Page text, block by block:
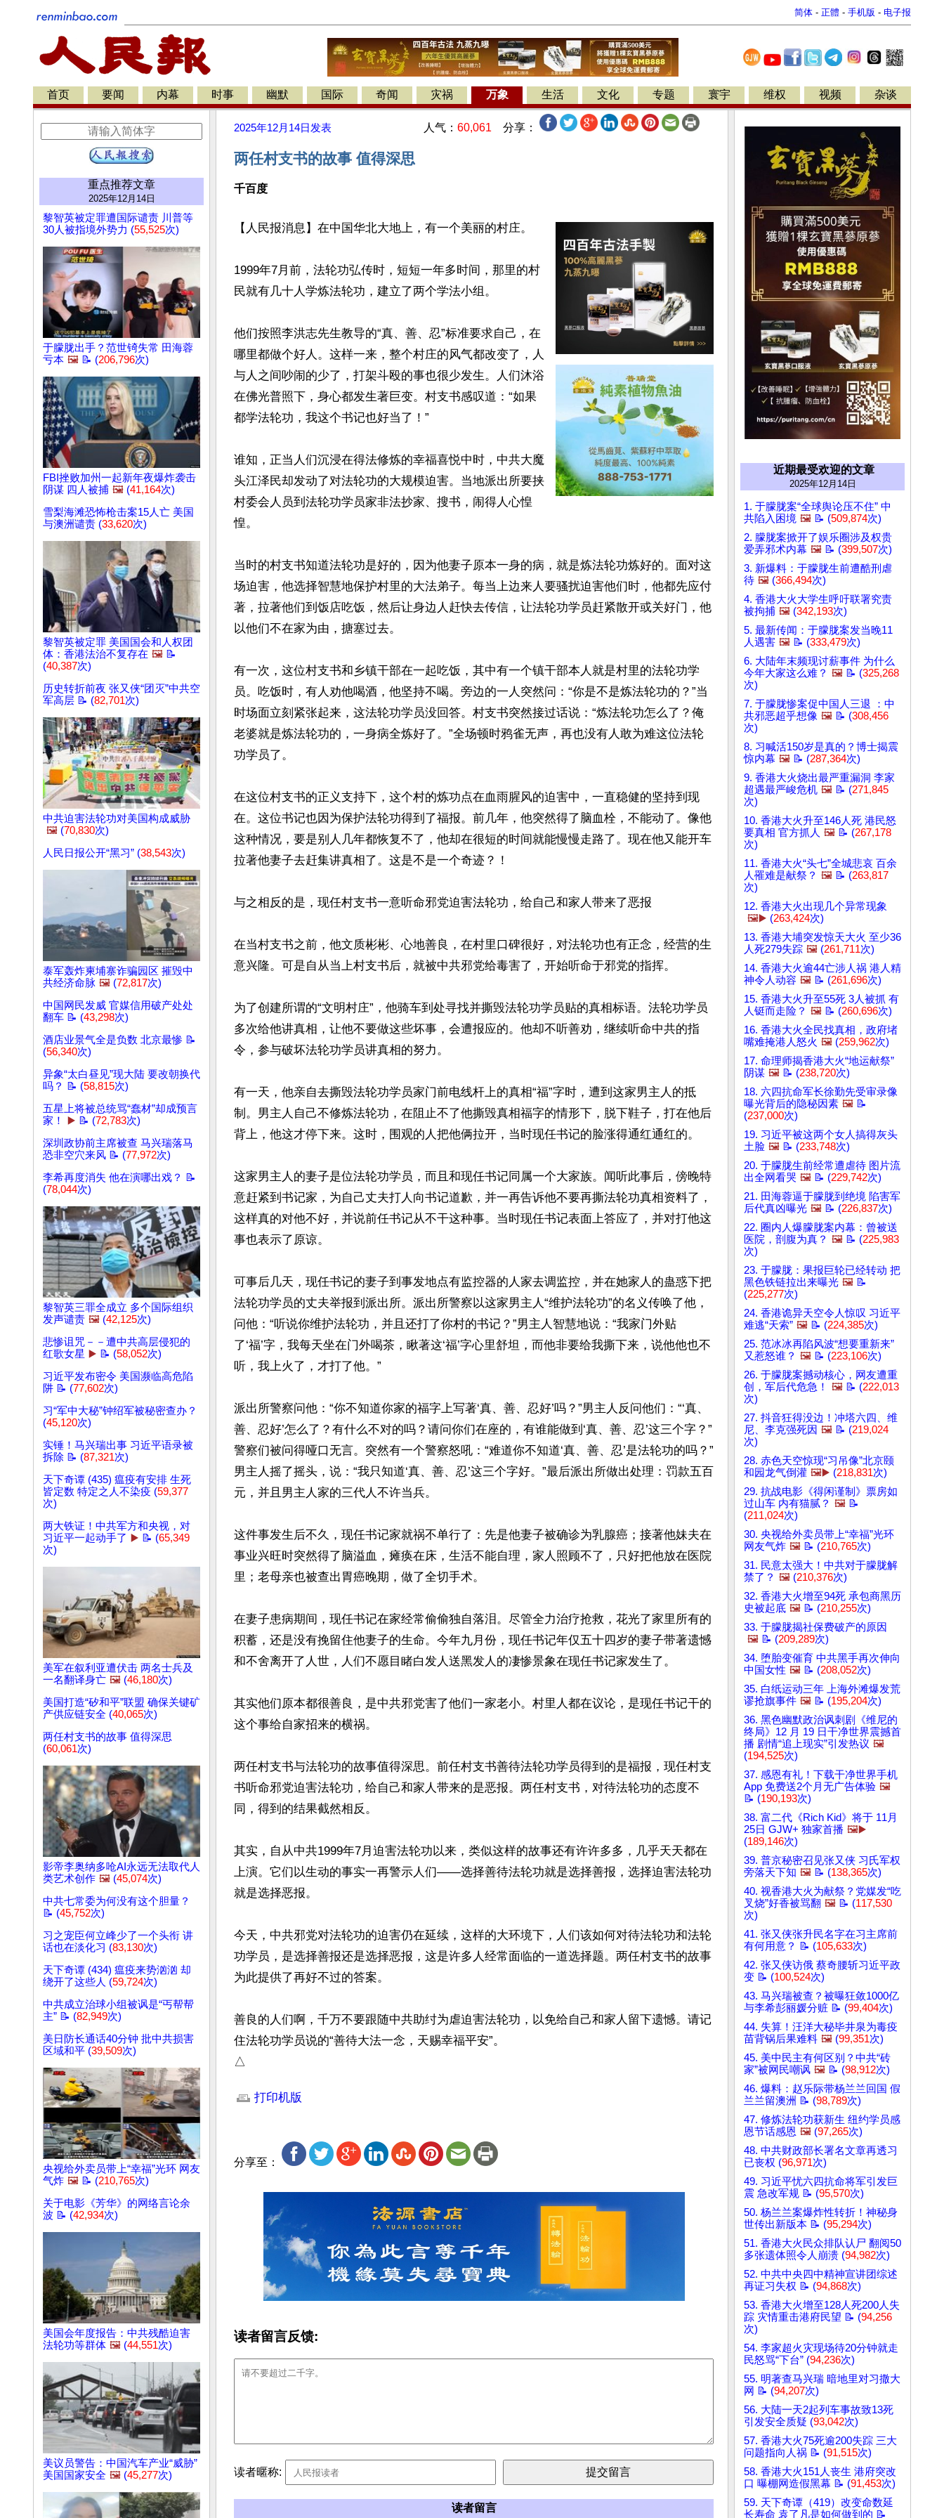
简体 - 正體 - 手机版 - 电子报
首页 要闻 内幕 时事 幽默 国际 奇闻 灾祸 万象 生活 文化 专题 寰宇 维权 视频 杂谈
重点推荐文章
2025年12月14日
黎智英被定罪遭国际谴责 川普等
30人被指境外势力 (55,525次)
于朦胧出手？范世锜失常 田海蓉
亏本 🖼️ 📝 (206,796次)
FBI挫败加州一起新年夜爆炸袭击
阴谋 四人被捕 🖼️ (41,164次)
雪梨海滩恐怖枪击案15人亡 美国
与澳洲谴责 (33,620次)
黎智英被定罪 美国国会和人权团
体：香港法治不复存在 🖼️ 📝
(40,387次)
历史转折前夜 张又侠“团灭”中共空
军高层 📝 (82,701次)
中共迫害法轮功对美国构成威胁
🖼️ (70,830次)
人民日报公开“黑习” (38,543次)
泰军轰炸柬埔寨诈骗园区 摧毁中
共经济命脉 🖼️ (72,817次)
中国网民发威 官媒信用破产处处
翻车 📝 (43,298次)
酒店业景气全是负数 北京最惨 📝
(56,340次)
异象“太白昼见”现大陆 要改朝换代
吗？ 📝 (58,815次)
五星上将被总统骂“蠢材”却成预言
家！
▶️ 📝 (72,783次)
深圳政协前主席被查 马兴瑞落马
恐非空穴来风 📝 (77,972次)
李希再度消失 他在演哪出戏？ 📝
(78,044次)
黎智英三罪全成立 多个国际组织
发声谴责 🖼️ (42,125次)
悲惨诅咒－－遭中共高层侵犯的
红歌女星 ▶️ 📝 (58,052次)
习近平发布密令 美国濒临高危陷
阱 📝 (77,602次)
习“军中大秘”钟绍军被秘密查办？
(45,120次)
实锤！马兴瑞出事 习近平语录被
拆除 📝 (87,321次)
天下奇谭 (435) 瘟疫有安排 生死
皆定数 特定之人不染疫 (59,377
次)
两大铁证！中共军方和央视，对
习近平一起动手了 ▶️ 📝 (65,349
次)
美军在叙利亚遭伏击 两名士兵及
一名翻译身亡 🖼️ (46,180次)
美国打造“矽和平”联盟 确保关键矿
产供应链安全 (40,065次)
两任村支书的故事 值得深思
(60,061次)
影帝李奥纳多呛AI永远无法取代人
类艺术创作 🖼️ (45,074次)
中共七常委为何没有这个胆量？
📝 (45,752次)
习之宠臣何立峰少了一个头衔 讲
话也在淡化习 (83,130次)
天下奇谭 (434) 瘟疫来势汹汹 却
绕开了这些人 (59,724次)
中共成立治球小组被讽是“丐帮帮
主” 📝 (82,949次)
美日防长通话40分钟 批中共损害
区域和平 (39,509次)
央视给外卖员带上“幸福”光环 网友
气炸 🖼️ 📝 (210,765次)
关于电影《芳华》的网络言论余
波 📝 (42,934次)
美国会年度报告：中共残酷迫害
法轮功等群体 🖼️ (44,551次)
美议员警告：中国汽车产业“威胁”
美国国家安全 🖼️ (45,277次)
2025年12月14日 发表 人气： 60,061 分享：
两任村支书的故事 值得深思
千百度
【人民报消息】在中国华北大地上，有一个美丽的村庄。
1999年7月前，法轮功弘传时，短短一年多时间，那里的村
民就有几十人学炼法轮功，建立了两个学法小组。
他们按照李洪志先生教导的“真、善、忍”标准要求自己，在
哪里都做个好人。这样一来，整个村庄的风气都改变了，人
与人之间吵闹的少了，打架斗殴的事也很少发生。人们沐浴
在佛光普照下，身心都发生著巨变。村支书感叹道：“如果
都学法轮功，我这个书记也好当了！”
谁知，正当人们沉浸在得法修炼的幸福喜悦中时，中共大魔
头江泽民却发动了对法轮功的大规模迫害。当地派出所要挟
村委会人员到法轮功学员家非法抄家、搜书，闹得人心惶
惶。
当时的村支书知道法轮功是好的，因为他妻子原本一身的病，就是炼法轮功炼好的。面对这
场迫害，他选择智慧地保护村里的大法弟子。每当上边来人要骚扰迫害他们时，他都先应付
著，拉著他们到饭店吃饭，然后让身边人赶快去传信，让法轮功学员赶紧散开或关好门，他
以他们不在家为由，搪塞过去。
有一次，这位村支书和乡镇干部在一起吃饭，其中有一个镇干部本人就是村里的法轮功学
员。吃饭时，有人劝他喝酒，他坚持不喝。旁边的一人突然问：“你是不是炼法轮功的？”当
时场面立刻紧张起来，这法轮功学员没回答。村支书突然接过话说：“炼法轮功怎么了？俺
老婆就是炼法轮功的，一身病全炼好了。”全场顿时鸦雀无声，再也没有人敢为难这位法轮
功学员了。
在这位村支书的正义支持下，这个村的炼功点在血雨腥风的迫害中，一直稳健的坚持到现
在。这位书记也因为保护法轮功得到了福报。前几年，他突然得了脑血栓，不能动了。像他
这种情况，要是别人几年都恢复不了，他却在很短的时间就能慢慢走路了。现在他又能开车
拉著他妻子去赶集讲真相了。这是不是一个奇迹？！
与之相反的是，现任村支书一意听命邪党迫害法轮功，给自己和家人带来了恶报
在当村支书之前，他文质彬彬、心地善良，在村里口碑很好，对法轮功也有正念，经营的生
意兴隆。可是自从当上村支书后，就被中共邪党给毒害了，开始听命于邪党的指挥。
为了创建所谓的“文明村庄”，他骑车到处寻找并撕毁法轮功学员贴的真相标语。法轮功学员
多次给他讲真相，让他不要做这些坏事，会遭报应的。他却不听善劝，继续听命中共的指
令，参与破坏法轮功学员讲真相的努力。
有一天，他亲自去撕毁法轮功学员家门前电线杆上的真相“福”字时，遭到这家男主人的抵
制。男主人自己不修炼法轮功，在阻止不了他撕毁真相福字的情形下，脱下鞋子，打在他后
背上，他这才停下来。这时，围观的人把他俩拉开，当时现任书记的脸涨得通红通红的。
这家男主人的妻子是位法轮功学员，而且和现任书记同属一个大家族。闻听此事后，傍晚特
意赶紧到书记家，为自己丈夫打人向书记道歉，并一再告诉他不要再撕法轮功真相资料了，
这样真的对他不好，并说前任书记从不干这种事。当时现任书记表面上答应了，并对打他这
事也表示了原谅。
可事后几天，现任书记的妻子到事发地点有监控器的人家去调监控，并在她家人的蛊惑下把
法轮功学员的丈夫举报到派出所。派出所警察以这家男主人“维护法轮功”的名义传唤了他，
问他：“听说你维护法轮功，并且还打了你村的书记？”男主人智慧地说：“我家门外贴
了‘福’字，我每天坐在门外喝茶，瞅著这‘福’字心里舒坦，而他非要给我撕下来，说他他也不
听，我上火了，才打了他。”
派出所警察问他：“你不知道你家的福字上写著‘真、善、忍好’吗？”男主人反问他们：“‘真、
善、忍好’怎么了？有什么不对的吗？请问你们在座的，有谁能做到‘真、善、忍’这三个字？”
警察们被问得哑口无言。突然有一个警察怒吼：“难道你不知道‘真、善、忍’是法轮功的吗？”
男主人摇了摇头，说：“我只知道‘真、善、忍’这三个字好。”最后派出所做出处理：罚款五百
元，并且男主人家的三代人不许当兵。
这件事发生后不久，现任书记家就祸不单行了：先是他妻子被确诊为乳腺癌；接著他妹夫在
事业兴旺时突然得了脑溢血，瘫痪在床，生活不能自理，家人照顾不了，只好把他放在医院
里；老母亲也被查出胃癌晚期，做了全切手术。
在妻子患病期间，现任书记在家经常偷偷独自落泪。尽管全力治疗抢救，花光了家里所有的
积蓄，还是没有挽留住他妻子的生命。今年九月份，现任书记年仅五十四岁的妻子带著遗憾
和不舍离开了人世，人们不愿目睹白发人送黑发人的凄惨景象在现任书记家发生了。
其实他们原本都很善良，是中共邪党害了他们一家老小。村里人都在议论，是现任书记干的
这个事给自家招来的横祸。
两任村支书与法轮功的故事值得深思。前任村支书善待法轮功学员得到的是福报，现任村支
书听命邪党迫害法轮功，给自己和家人带来的是恶报。两任村支书，对待法轮功的态度不
同，得到的结果截然相反。
其实，自从中共1999年7月迫害法轮功以来，类似这样的故事还有许许多多，几乎天天都在
上演。它们以生动的事实一再警示人们——选择善待法轮功就是选择善报，选择迫害法轮功
就是选择恶报。
今天，中共邪党对法轮功的迫害仍在延续，这样的大环境下，人们该如何对待法轮功和法轮
功学员，是选择善报还是选择恶报，这是许多人经常面临的一道选择题。两任村支书的故事
为此提供了再好不过的答案。
善良的人们啊，千万不要跟随中共助纣为虐迫害法轮功，以免给自己和家人留下遗憾。请记
住法轮功学员说的“善待大法一念，天赐幸福平安”。
△
打印机版
分享至：
读者留言反馈:
读者暱称:
读者留言
近期最受欢迎的文章
2025年12月14日
1. 于朦胧案“全球舆论压不住” 中
共陷入困境 🖼️ 📝 (509,874次)
2. 朦胧案掀开了娱乐圈涉及权贵
爱弄邪术内幕 🖼️ 📝 (399,507次)
3. 新爆料：于朦胧生前遭酷刑虐
待 🖼️ (366,494次)
4. 香港大火大学生呼吁联署究责
被拘捕 🖼️ (342,193次)
5. 最新传闻：于朦胧案发当晚11
人遇害 🖼️ 📝 (333,479次)
6. 大陆年末频现讨薪事件 为什么
今年大家这么难？ 🖼️ 📝 (325,268
次)
7. 于朦胧惨案促中国人三退 ：中
共邪恶超乎想像 🖼️ 📝 (308,456
次)
8. 习喊活150岁是真的？博士揭震
惊内幕 🖼️ 📝 (287,364次)
9. 香港大火烧出最严重漏洞 李家
超遇最严峻危机 🖼️ 📝 (271,845
次)
10. 香港大火升至146人死 港民怒
要真相 官方抓人 🖼️ 📝 (267,178
次)
11. 香港大火“头七”全城悲哀 百余
人罹难是献祭？ 🖼️ 📝 (263,817
次)
12. 香港大火出现几个异常现象
🖼️▶️ (263,424次)
13. 香港大埔突发惊天大火 至少36
人死279失踪 🖼️ (261,711次)
14. 香港大火逾44亡涉人祸 港人精
神令人动容 🖼️ 📝 (261,696次)
15. 香港大火升至55死 3人被抓 有
人铤而走险？ 🖼️ 📝 (260,696次)
16. 香港大火全民找真相，政府堵
嘴难掩港人怒火 🖼️ (259,962次)
17. 命理师揭香港大火“地运献祭”
阴谋 🖼️ 📝 (238,720次)
18. 六四抗命军长徐勤先受审录像
曝光背后的隐秘因素 🖼️ 📝
(237,000次)
19. 习近平被这两个女人搞得灰头
土脸 🖼️ 📝 (233,748次)
20. 于朦胧生前经常遭虐待 图片流
出全网看哭 🖼️ 📝 (229,742次)
21. 田海蓉逼于朦胧到绝境 陷害军
后代真凶曝光 🖼️ 📝 (226,837次)
22. 圈内人爆朦胧案内幕：曾被送
医院，剖腹为真？ 🖼️ 📝 (225,983
次)
23. 于朦胧：果报巨轮已经转动 把
黑色铁链拉出来曝光 🖼️ 📝
(225,277次)
24. 香港诡异天空令人惊叹 习近平
难逃“天索” 🖼️ 📝 (224,385次)
25. 范冰冰再陷风波“想要重新来”
又惹怒谁？ 🖼️ 📝 (223,106次)
26. 于朦胧案撼动核心，网友遭重
创，军后代危急！
🖼️ 📝 (222,013
次)
27. 抖音狂得没边！冲塔六四、维
尼、李克强死因 🖼️ 📝 (219,024
次)
28. 赤色天空惊现“习吊像”北京颐
和园龙气倒灌 🖼️▶️ (218,831次)
29. 抗战电影《得闲谨制》票房如
过山车 内有猫腻？ 🖼️ 📝
(211,024次)
30. 央视给外卖员带上“幸福”光环
网友气炸 🖼️ 📝 (210,765次)
31. 民意太强大！中共对于朦胧解
禁了？ 🖼️ (210,376次)
32. 香港大火增至94死 承包商黑历
史被起底 🖼️ 📝 (210,255次)
33. 于朦胧揭社保费破产的原因
🖼️ 📝 (209,289次)
34. 堕胎变催育 中共黑手再次伸向
中国女性 🖼️ 📝 (208,052次)
35. 白纸运动三年 上海外滩爆发荒
谬抢旗事件 🖼️ 📝 (195,204次)
36. 黑色幽默政治讽刺剧《维尼的
终局》12 月 19 日干净世界震撼首
播 剧情“追上现实”引发热议 🖼️
(194,525次)
37. 感恩有礼！下载干净世界手机
App 免费送2个月无广告体验 🖼️
📝 (190,193次)
38. 富二代《Rich Kid》将于 11月
25日 GJW+ 独家首播 🖼️▶️
(189,146次)
39. 普京秘密召见张又侠 习氏军权
旁落天下知 🖼️ 📝 (138,365次)
40. 视香港大火为献祭？党媒发“吃
叉烧”好香被骂翻 🖼️ 📝 (117,530
次)
41. 张又侠张升民名字在习主席前
有何用意？ 📝 (105,633次)
42. 张又侠访俄 蔡奇腰斩习近平政
变 📝 (100,524次)
43. 马兴瑞被查？被曝狂敛1000亿
与李希彭丽媛分赃 📝 (99,404次)
44. 失算！汪洋大秘毕井泉为毒疫
苗背锅后果难料 🖼️ (99,351次)
45. 美中民主有何区别？中共“砖
家”被网民嘲讽 🖼️ 📝 (98,912次)
46. 爆料：赵乐际带杨兰兰回国 假
兰兰留澳洲 📝 (98,789次)
47. 修炼法轮功获新生 纽约学员感
恩节话感恩 🖼️ (97,265次)
48. 中共财政部长署名文章再透习
已丧权 (96,971次)
49. 习近平忧六四抗命将军引发巨
震 急改军规 📝 (95,570次)
50. 杨兰兰案爆炸性转折！神秘身
世传出新版本 📝 (95,294次)
51. 香港大火民众排队认尸 翻阅50
多张遗体照令人崩溃 (94,982次)
52. 中共中央四中精神宣讲团综述
再证习失权 📝 (94,868次)
53. 香港大火增至128人死200人失
踪 灾情重击港府民望 📝 (94,256
次)
54. 李家超火灾现场待20分钟就走
民怒骂“下台” (94,236次)
55. 明著查马兴瑞 暗地里对习撒大
网 📝 (94,207次)
56. 大陆一天2起列车事故致13死
引发安全质疑 (93,042次)
57. 香港大火75死逾200失踪 三大
问题指向人祸 📝 (91,515次)
58. 香港大火151人丧生 港府突改
口 曝棚网造假黑幕 📝 (91,453次)
59. 天下奇谭（419）改变命数延
长寿命 袁了凡是如何做到的 📝